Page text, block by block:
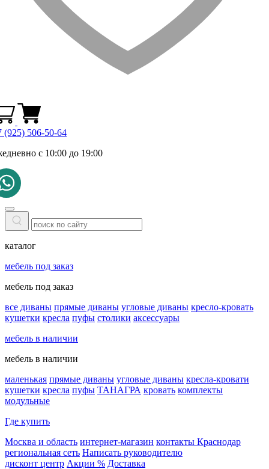
(925) 506-50-64
с 10:00 до 19:00
каталог
мебель под заказ
мебель под заказ
все диваны прямые диваны угловые диваны кресло-кровать
кушетки кресла пуфы столики аксессуары
мебель в наличии
мебель в наличии
маленькая прямые диваны угловые диваны кресла-кровати
кушетки кресла пуфы ТАНАГРА кровать комплекты
модульные
Где купить
Москва и область интернет-магазин контакты Краснодар
региональная сеть Написать руководителю
дисконт центр Акции % Доставка